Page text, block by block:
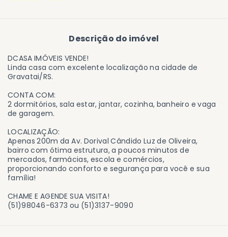
Descrição do imóvel
DCASA IMÓVEIS VENDE!
Linda casa com excelente localização na cidade de
Gravatai/RS.
CONTA COM:
2 dormitórios, sala estar, jantar, cozinha, banheiro e vaga
de garagem.
LOCALIZAÇÃO:
Apenas 200m da Av. Dorival Cândido Luz de Oliveira,
bairro com ótima estrutura, a poucos minutos de
mercados, farmácias, escola e comércios,
proporcionando conforto e segurança para você e sua
família!
CHAME E AGENDE SUA VISITA!
(51)98046-6373 ou (51)3137-9090